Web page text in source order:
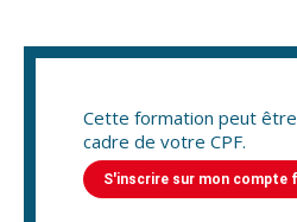
Cette formation peut
cadre de votre CPF.
S'inscrire sur mon compte